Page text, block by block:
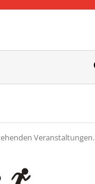
Veranstaltungen.